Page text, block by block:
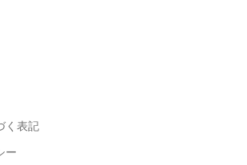
く表記
ー